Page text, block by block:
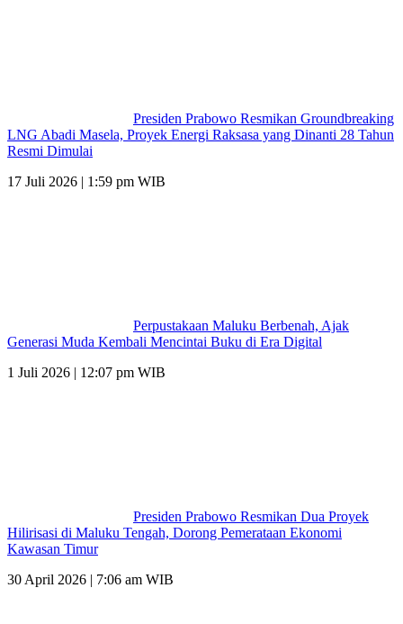
Presiden Prabowo Resmikan Groundbreaking
LNG Abadi Masela, Proyek Energi Raksasa yang Dinanti 28 Tahun
Resmi Dimulai
17 Juli 2026 | 1:59 pm WIB
Perpustakaan Maluku Berbenah, Ajak
Generasi Muda Kembali Mencintai Buku di Era Digital
1 Juli 2026 | 12:07 pm WIB
Presiden Prabowo Resmikan Dua Proyek
Hilirisasi di Maluku Tengah, Dorong Pemerataan Ekonomi
Kawasan Timur
30 April 2026 | 7:06 am WIB